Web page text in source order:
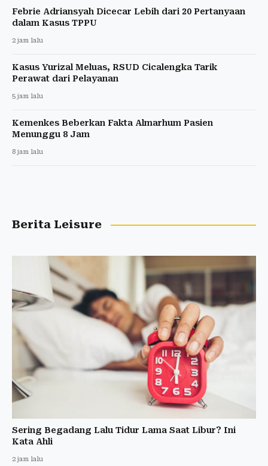
Febrie Adriansyah Dicecar Lebih dari 20 Pertanyaan
dalam Kasus TPPU
2 jam lalu
Kasus Yurizal Meluas, RSUD Cicalengka Tarik
Perawat dari Pelayanan
5 jam lalu
Kemenkes Beberkan Fakta Almarhum Pasien
Menunggu 8 Jam
8 jam lalu
Berita Leisure
Sering Begadang Lalu Tidur Lama Saat Libur? Ini
Kata Ahli
2 jam lalu